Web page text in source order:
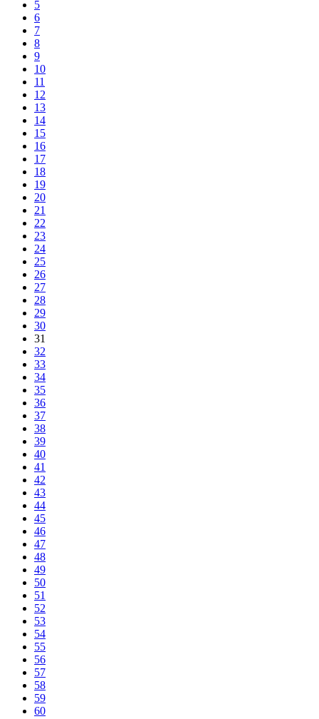
5
6
7
8
9
10
11
12
13
14
15
16
17
18
19
20
21
22
23
24
25
26
27
28
29
30
31
32
33
34
35
36
37
38
39
40
41
42
43
44
45
46
47
48
49
50
51
52
53
54
55
56
57
58
59
60